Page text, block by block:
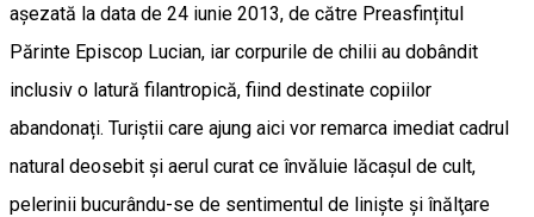
așezată la data de 24 iunie 2013, de către Preasfințitul
Părinte Episcop Lucian, iar corpurile de chilii au dobândit
inclusiv o latură filantropică, fiind destinate copiilor
abandonați. Turiștii care ajung aici vor remarca imediat cadrul
natural deosebit și aerul curat ce învăluie lăcașul de cult,
pelerinii bucurându-se de sentimentul de liniște și înălţare